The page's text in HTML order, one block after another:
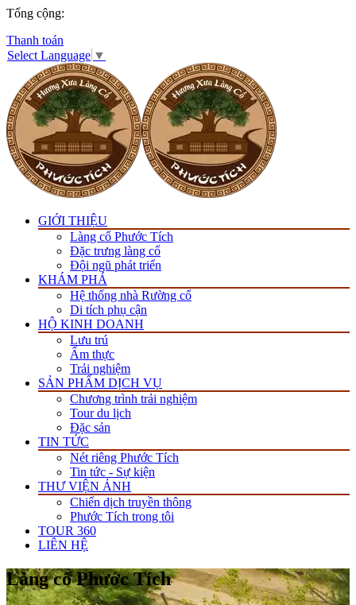
Tổng cộng:
Thanh toán
Select Language ▼
GIỚI THIỆU
Làng cổ Phước Tích
Đặc trưng làng cổ
Đội ngũ phát triển
KHÁM PHÁ
Hệ thống nhà Rường cổ
Di tích phụ cận
HỘ KINH DOANH
Lưu trú
Ẩm thực
Trải nghiệm
SẢN PHẨM DỊCH VỤ
Chương trình trải nghiệm
Tour du lịch
Đặc sản
TIN TỨC
Nét riêng Phước Tích
Tin tức - Sự kiện
THƯ VIỆN ẢNH
Chiến dịch truyền thông
Phước Tích trong tôi
TOUR 360
LIÊN HỆ
Làng cổ Phước Tích